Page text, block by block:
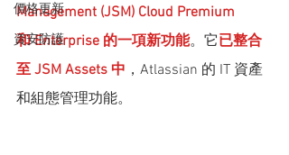
價格更新
資安防護
Management (JSM) Cloud Premium
和 Enterprise 的一項新功能。它已整合
至 JSM Assets 中 ，Atlassian 的 IT 資產
和組態管理功能。